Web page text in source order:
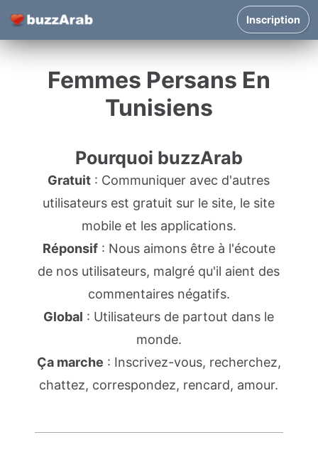
Inscription
Femmes Persans En
Tunisiens
Pourquoi buzzArab
Gratuit : Communiquer avec d'autres
utilisateurs est gratuit sur le site, le site
mobile et les applications.
Réponsif: Nous aimons être à l'écoute
de nos utilisateurs, malgré qu'il aient des
commentaires négatifs.
Global : Utilisateurs de partout dans le
monde.
Ça marche : Inscrivez-vous, recherchez,
chattez, correspondez, rencard, amour.